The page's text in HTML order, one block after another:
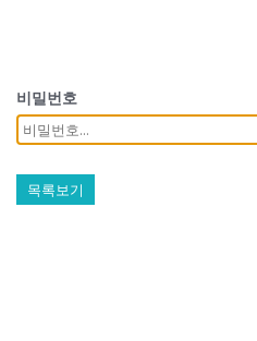
비밀번호
목록보기